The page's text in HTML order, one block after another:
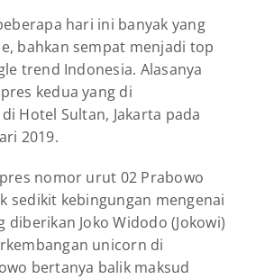
hari ini banyak yang
bahkan sempat menjadi top
trend Indonesia. Alasanya
kedua yang di
Hotel Sultan, Jakarta pada
2019.
nomor urut 02 Prabowo
sedikit kebingungan mengenai
diberikan Joko Widodo (Jokowi)
unicorn di
bertanya balik maksud